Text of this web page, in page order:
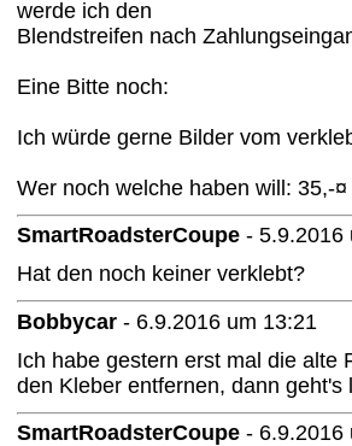
werde ich den
Blendstreifen nach
Eine Bitte noch:
Ich würde gerne Bilder vom
Wer noch welche haben will: 35,-
SmartRoadsterCoupe - 5.9.2016
Hat den noch keiner verklebt?
Bobbycar - 6.9.2016 um 13:21
Ich habe gestern erst mal die alte
den Kleber entfernen, dann geht's
SmartRoadsterCoupe - 6.9.2016